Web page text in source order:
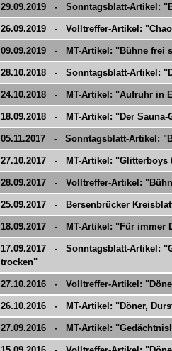
29.09.2019 - Sonntagsblatt-Artikel:
26.09.2019 - Volltreffer-Artikel:
09.09.2019 - MT-Artikel: "Bühne frei
28.10.2018 - Sonntagsblatt-Artikel:
24.10.2018 - MT-Artikel: "Aufruhr in
18.09.2018 - MT-Artikel: "Der Sauna-
05.11.2017 - Sonntagsblatt-Artikel:
27.10.2017 - MT-Artikel: "Glitterboys
28.09.2017 - Volltreffer-Artikel:
25.09.2017 - Bersenbrücker
18.09.2017 - MT-Artikel: "Für immer
17.09.2017 - Sonntagsblatt-Artikel:
trocken"
27.10.2016 - Volltreffer-Artikel:
26.10.2016 - MT-Artikel: "Döner,
27.09.2016 - MT-Artikel: